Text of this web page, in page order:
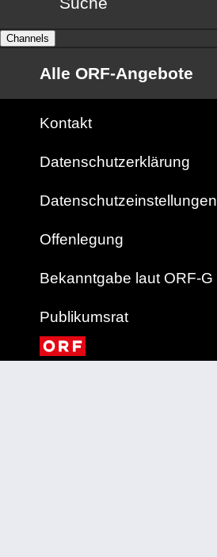
Channels
Alle ORF-Angebote
Kontakt
Datenschutzerklärung
Datenschutzeinstellungen
Offenlegung
Bekanntgabe laut ORF-G
Publikumsrat